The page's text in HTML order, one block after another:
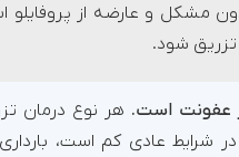
مشکل و عارضه از پروفایلو
شود.
عفونت است. هر نوع درمان
شرایط عادی کم است،